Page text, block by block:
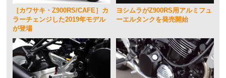
［カワサキ・Z900RS/CAFE］カ
ラーチェンジした2019年モデル
が登場
ヨシムラがZ900RS用アルミフュ
ーエルタンクを発売開始